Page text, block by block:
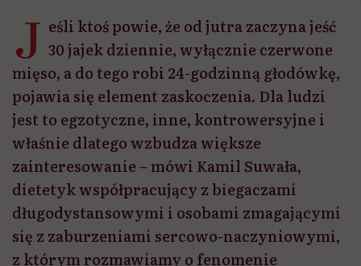
J eśli ktoś powie, że od jutra zaczyna jeść
30 jajek dziennie, wyłącznie czerwone
mięso, a do tego robi 24-godzinną głodówkę,
pojawia się element zaskoczenia. Dla ludzi
jest to egzotyczne, inne, kontrowersyjne i
właśnie dlatego wzbudza większe
zainteresowanie – mówi Kamil Suwała,
dietetyk współpracujący z biegaczami
długodystansowymi i osobami zmagającymi
się z zaburzeniami sercowo-naczyniowymi,
z którym rozmawiamy o fenomenie